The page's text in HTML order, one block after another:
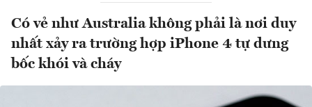
Có vẻ như Australia không phải là nơi duy
nhất xảy ra trường hợp iPhone 4 tự dưng
bốc khói và cháy